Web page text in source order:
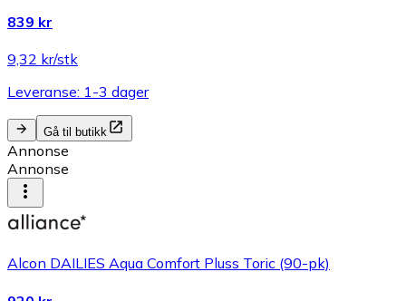
839 kr
9,32 kr/stk
Leveranse: 1-3 dager
Gå til butikk
Annonse
Annonse
Alcon DAILIES Aqua Comfort Pluss Toric (90-pk)